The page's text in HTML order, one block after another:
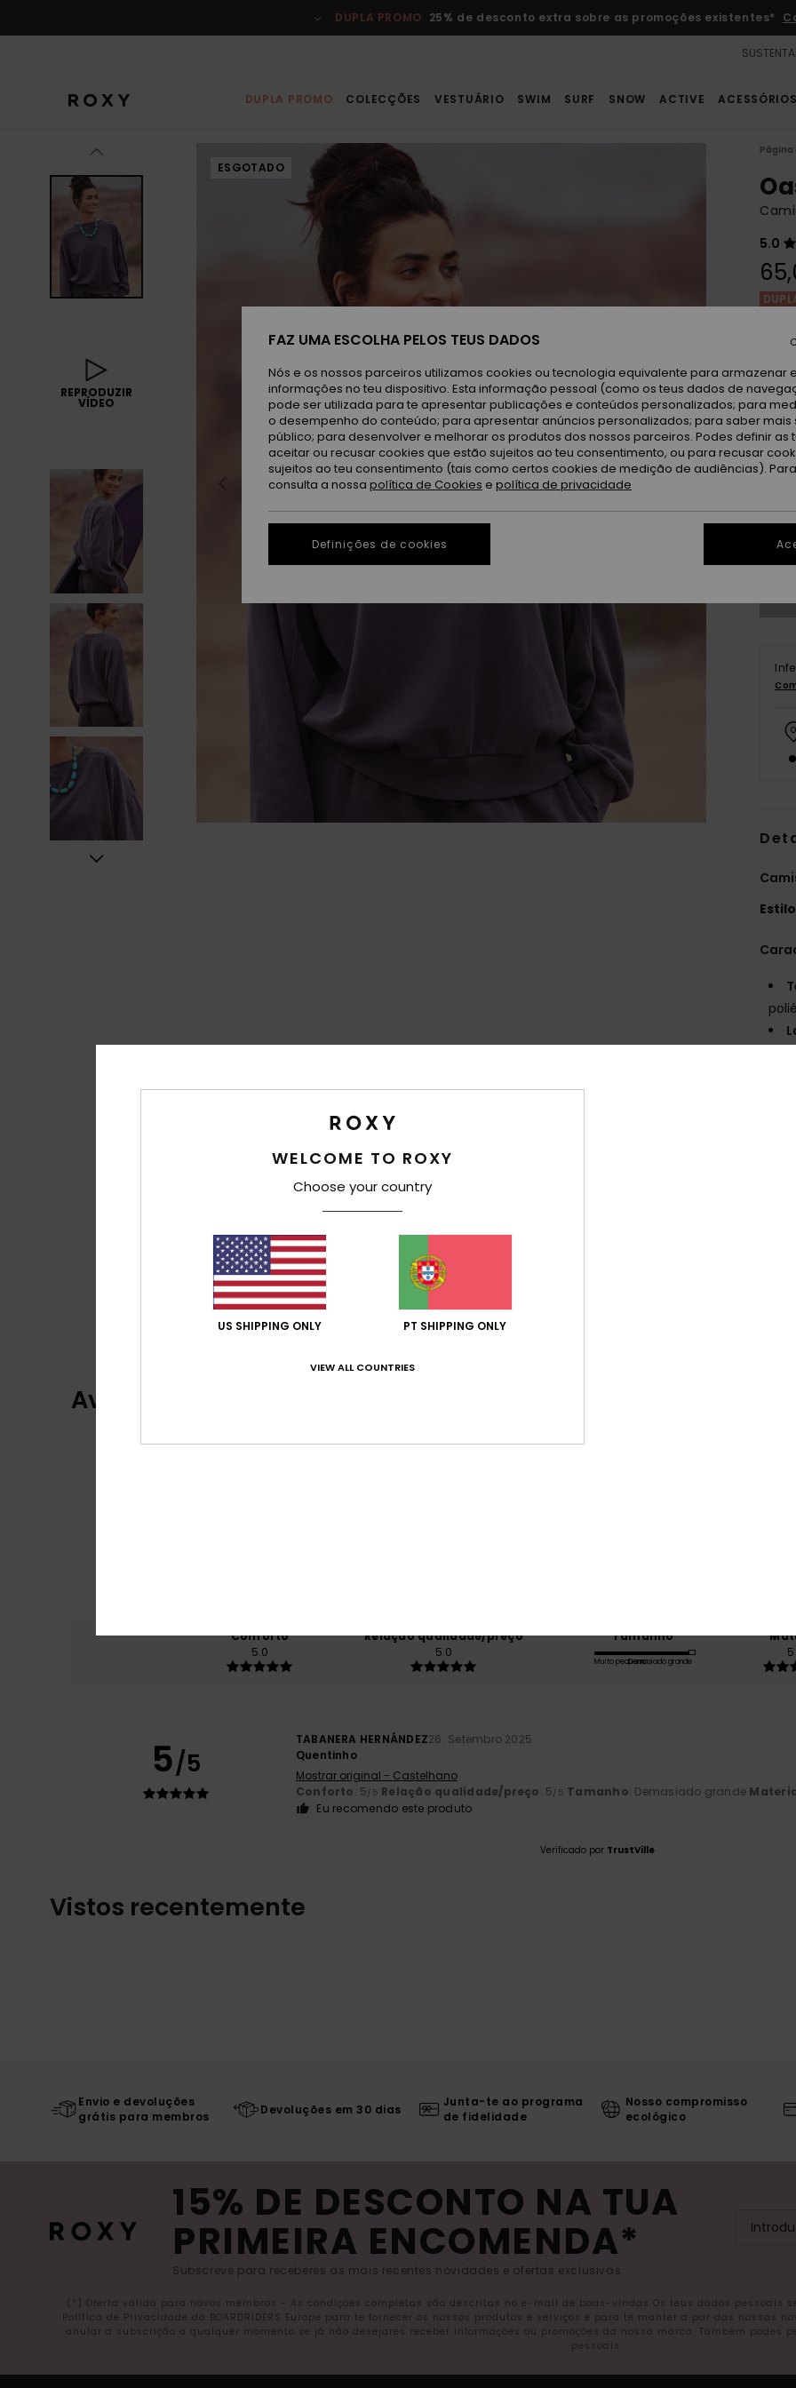
do
DUPLA PROMO 25% de desconto extra sobre as promoções existentes*
DUPLA PROMO COLECÇÕES VESTUÁRIO SWIM SURF SNOW ACTIVE ACESSÓRIOS
REPRODUZIR
VÍDEO
ESGOTADO
Página
5.0
Estilo
Avaliações dos clientes
Conforto
5.0
Relação qualidade/preço
5.0
Tamanho
Muito pequenoDemasiado grande
5/5
TABANERA HERNÁNDEZ26. Setembro 2025
Quentinho
Mostrar original - Castelhano
Conforto: 5/5 Relação qualidade/preço: 5/5 Tamanho: Demasiado grande
Eu recomendo este produto
Verificado por TrustVille
Vistos recentemente
Envio e devoluções
grátis para membros
Devoluções em 30 dias
Junta-te ao programa
de fidelidade
Nosso compromisso
ecológico
15% DE DESCONTO NA TUA
PRIMEIRA ENCOMENDA*
Subscreve para receberes as mais recentes novidades e ofertas exclusivas.
(*) Oferta válida para novos membros - As condições completas são descritas no e-mail de boas-vindas Os teus dados pessoais
Política de Privacidade da BOARDRIDERS Europe para te fornecer os nossos produtos e serviços e para te manter a par das nossas
anular a subscrição a qualquer momento se já não desejares receber informações ou promoções da nossa marca. Também
pessoais.
WELCOME TO ROXY
Choose your country
US SHIPPING ONLY PT SHIPPING ONLY
VIEW ALL COUNTRIES
FAZ UMA ESCOLHA PELOS TEUS DADOS
Nós e os nossos parceiros utilizamos cookies ou tecnologia equivalente para armazenar
informações no teu dispositivo. Esta informação pessoal (como os teus dados de
pode ser utilizada para te apresentar publicações e conteúdos personalizados; para
o desempenho do conteúdo; para apresentar anúncios personalizados; para saber mais
público; para desenvolver e melhorar os produtos dos nossos parceiros. Podes definir as
aceitar ou recusar cookies que estão sujeitos ao teu consentimento, ou para recusar
sujeitos ao teu consentimento (tais como certos cookies de medição de audiências).
consulta a nossa política de Cookies e política de privacidade
Definições de cookies